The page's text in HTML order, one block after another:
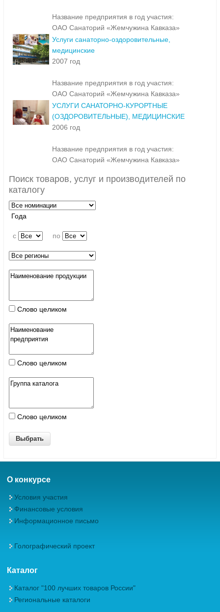
Название предприятия в год участия:
ОАО Санаторий «Жемчужина Кавказа»
Услуги санаторно-оздоровительные,
медицинские
2007 год
Название предприятия в год участия:
ОАО Санаторий «Жемчужина Кавказа»
УСЛУГИ САНАТОРНО-КУРОРТНЫЕ
(ОЗДОРОВИТЕЛЬНЫЕ), МЕДИЦИНСКИЕ
2006 год
Название предприятия в год участия:
ОАО Санаторий «Жемчужина Кавказа»
Поиск товаров, услуг и производителей по
каталогу
Года
c по
Слово целиком
Слово целиком
Слово целиком
О конкурсе
Условия участия
Финансовые условия
Информационное письмо
Голографический проект
Каталог
Каталог "100 лучших товаров России"
Региональные каталоги